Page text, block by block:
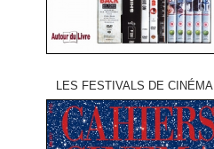
LES FESTIVALS DE CINÉMA